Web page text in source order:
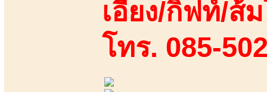
เอี้ยง/กิฟท์/ส้
โทร. 085-